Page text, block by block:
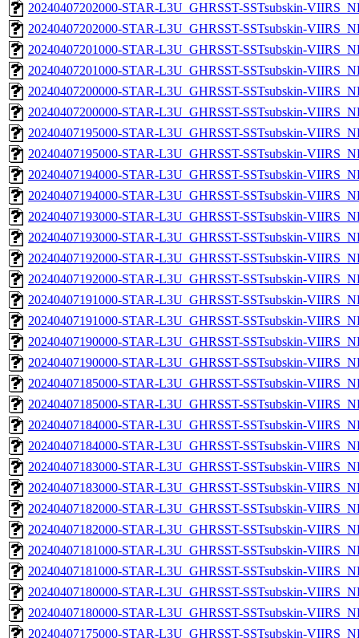
20240407202000-STAR-L3U_GHRSST-SSTsubskin-
20240407202000-STAR-L3U_GHRSST-SSTsubskin-
20240407201000-STAR-L3U_GHRSST-SSTsubskin-
20240407201000-STAR-L3U_GHRSST-SSTsubskin-
20240407200000-STAR-L3U_GHRSST-SSTsubskin-
20240407200000-STAR-L3U_GHRSST-SSTsubskin-
20240407195000-STAR-L3U_GHRSST-SSTsubskin-
20240407195000-STAR-L3U_GHRSST-SSTsubskin-
20240407194000-STAR-L3U_GHRSST-SSTsubskin-
20240407194000-STAR-L3U_GHRSST-SSTsubskin-
20240407193000-STAR-L3U_GHRSST-SSTsubskin-
20240407193000-STAR-L3U_GHRSST-SSTsubskin-
20240407192000-STAR-L3U_GHRSST-SSTsubskin-
20240407192000-STAR-L3U_GHRSST-SSTsubskin-
20240407191000-STAR-L3U_GHRSST-SSTsubskin-
20240407191000-STAR-L3U_GHRSST-SSTsubskin-
20240407190000-STAR-L3U_GHRSST-SSTsubskin-
20240407190000-STAR-L3U_GHRSST-SSTsubskin-
20240407185000-STAR-L3U_GHRSST-SSTsubskin-
20240407185000-STAR-L3U_GHRSST-SSTsubskin-
20240407184000-STAR-L3U_GHRSST-SSTsubskin-
20240407184000-STAR-L3U_GHRSST-SSTsubskin-
20240407183000-STAR-L3U_GHRSST-SSTsubskin-
20240407183000-STAR-L3U_GHRSST-SSTsubskin-
20240407182000-STAR-L3U_GHRSST-SSTsubskin-
20240407182000-STAR-L3U_GHRSST-SSTsubskin-
20240407181000-STAR-L3U_GHRSST-SSTsubskin-
20240407181000-STAR-L3U_GHRSST-SSTsubskin-
20240407180000-STAR-L3U_GHRSST-SSTsubskin-
20240407180000-STAR-L3U_GHRSST-SSTsubskin-
20240407175000-STAR-L3U_GHRSST-SSTsubskin-